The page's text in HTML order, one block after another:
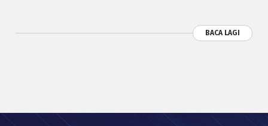
BACA LAGI